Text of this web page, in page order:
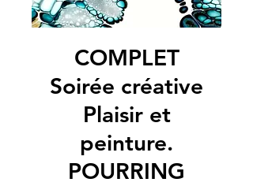
COMPLET
Soirée créative
Plaisir et
peinture.
POURRING